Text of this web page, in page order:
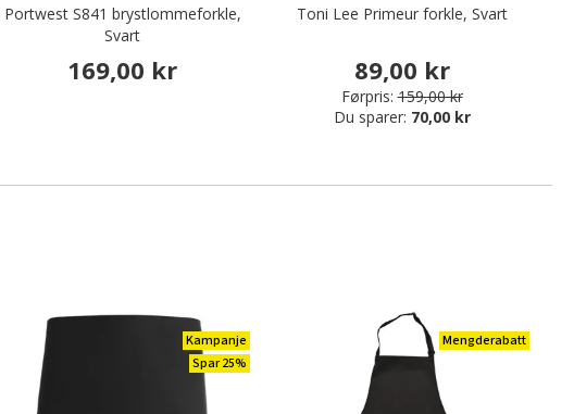
Portwest S841 brystlommeforkle,
Svart
169,00 kr
Toni Lee Primeur forkle, Svart
89,00 kr
Førpris: 159,00 kr
Du sparer: 70,00 kr
Kampanje
Spar 25%
Mengderabatt